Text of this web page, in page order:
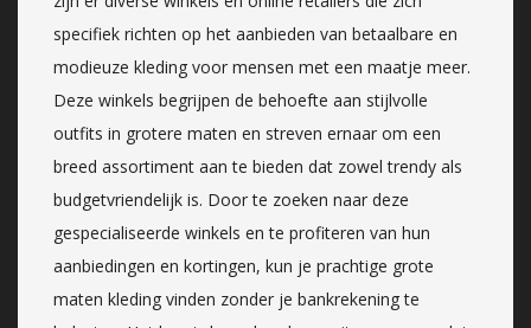
specifiek richten op het aanbieden van betaalbare en
modieuze kleding voor mensen met een maatje meer.
Deze winkels begrijpen de behoefte aan stijlvolle
outfits in grotere maten en streven ernaar om een
breed assortiment aan te bieden dat zowel trendy als
budgetvriendelijk is. Door te zoeken naar deze
gespecialiseerde winkels en te profiteren van hun
aanbiedingen en kortingen, kun je prachtige grote
maten kleding vinden zonder je bankrekening te